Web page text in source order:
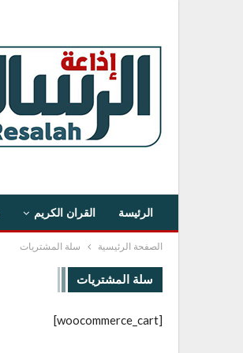
الرئيسة القران الكريم
الصفحة الرئيسية سلة المشتريات
سلة المشتريات
[woocommerce_cart]